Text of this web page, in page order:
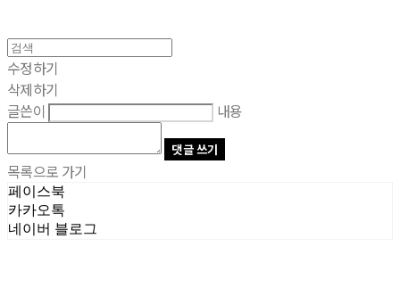
수정하기
삭제하기
글쓴이
내용
댓글 쓰기
목록으로 가기
페이스북
카카오톡
네이버 블로그